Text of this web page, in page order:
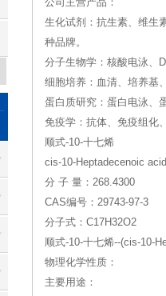
公司主营产品：
生化试剂：抗生素、维生
种品牌。
分子生物学：核酸电泳、
细胞培养：血清、培养基
蛋白质研究：蛋白电泳、
免疫学：抗体、免疫组化
顺式-10-十七烯
cis-10-Heptadecenoic acid
分 子 量：268.4300
CAS编号：29743-97-3
分子式：C17H32O2
顺式-10-十七烯--(cis-10-
物理化学性质：
主要用途：